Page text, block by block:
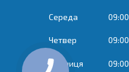
Середа 09:00
Четвер 09:00
Пʼятниця 09:00